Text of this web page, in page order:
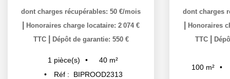
dont charges récupérables: 50 €/mois
Honoraires charge locataire: 2 074 €
TTC
Dépôt de garantie: 550 €
1 pièce(s) 40 m²
Réf :
BIPROOD2313
dont charges
Honoraires
TTC
100 m²